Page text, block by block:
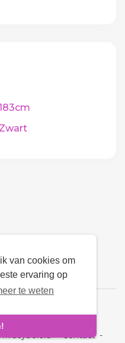
van cookies om
ervaring op
te weten
Zwart
-Contact -